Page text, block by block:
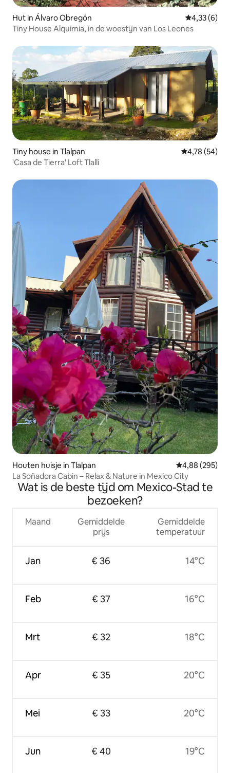
Hut in Álvaro Obregón
4,33 (6)
Tiny House Alquimia, in de woestijn van Los Leones
Tiny house in Tlalpan Gemiddelde
4,78 (54)
'Casa de Tierra' Loft Tlalli
Houten huisje in Tlalpan Gemiddelde
4,88 (295)
La Soñadora Cabin – Relax & Nature in Mexico City
Wat is de beste tijd om Mexico-Stad te
bezoeken?
Maand
Jan
Feb
Mrt
Apr
Mei
Jun
Gemiddelde
prijs
€ 36
€ 37
€ 32
€ 35
€ 33
€ 40
Gemiddelde
temperatuur
14°C
16°C
18°C
20°C
20°C
19°C